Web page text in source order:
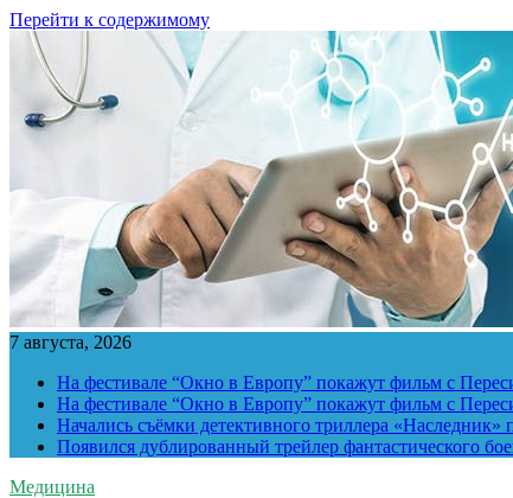
Перейти к содержимому
7 августа, 2026
На фестивале “Окно в Европу” покажут фильм с
На фестивале “Окно в Европу” покажут фильм с
Начались съёмки детективного триллера «Наследник»
Появился дублированный трейлер фантастического
Медицина